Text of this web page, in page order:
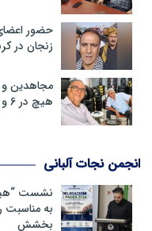
حضور
زنجان در
مجاهدین و
هیچ در 6 و 7 مرداد سال 88
انجمن نجات آلبانی
به مناسبت
بخشش